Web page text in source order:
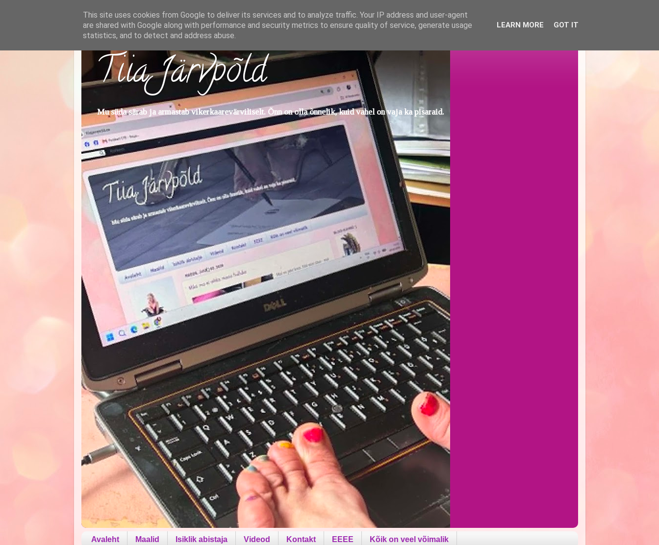
Tiia Järvpõld
Mu süda särab ja armastab vikerkaarevärviliselt. Õnn on olla õnnelik, kuid vahel on vaja ka pisaraid.
Avaleht Maalid Isiklik abistaja Videod Kontakt EEEE Kõik on veel võimalik
This site uses cookies from Google to deliver its services and to analyze traffic. Your IP address and user-agent
are shared with Google along with performance and security metrics to ensure quality of service, generate usage
statistics, and to detect and address abuse.
LEARN MORE GOT IT